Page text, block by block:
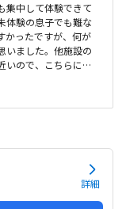
集中して体験できて
体験の息子でも難な
かったですが、何が
いました。他施設の
いので、こちらに決
嬉しかったようで
ろが、息子には合
自宅のパソコンから
ンで建築を楽しん
いてるんじゃないか
詳細